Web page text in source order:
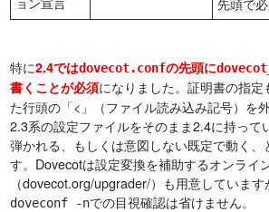
特に2.4ではdovecot.confの先頭に
書くことが必須になりました。証明書の指
た行頭の「<」（ファイル読み込み記号）を
2.3系の設定ファイルをそのまま2.4に持って
弾かれる、もしくは意図しない既定で動く、
す。Dovecotは設定変換を補助するオンライ
（dovecot.org/upgrader/）も用意していま
doveconf -nでの目視確認は省けません。